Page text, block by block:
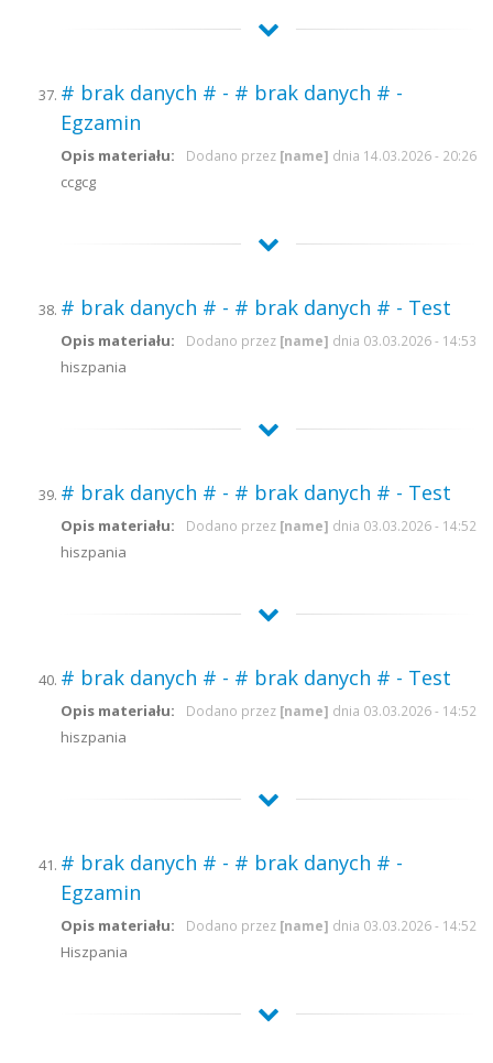
# brak danych # - # brak danych # -
Egzamin
Dodano przez [name] dnia 14.03.2026 - 20:26
Opis materiału:
ccgcg
# brak danych # - # brak danych # - Test
Dodano przez [name] dnia 03.03.2026 - 14:53
Opis materiału:
hiszpania
# brak danych # - # brak danych # - Test
Dodano przez [name] dnia 03.03.2026 - 14:52
Opis materiału:
hiszpania
# brak danych # - # brak danych # - Test
Dodano przez [name] dnia 03.03.2026 - 14:52
Opis materiału:
hiszpania
# brak danych # - # brak danych # -
Egzamin
Dodano przez [name] dnia 03.03.2026 - 14:52
Opis materiału:
Hiszpania